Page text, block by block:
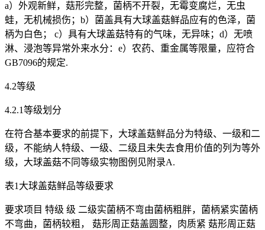
a）外观新鲜，菇形完整，菌柄不开裂，无霉变腐烂，无虫
蛙，无机械损伤；b）菌盖具有大球盖菇鲜品应有的色泽，菌
柄为白色； c）具有大球盖菇特有的气味，无异味；d）无喷
淋、浸泡等异常外来水分：e）农药、重金属等限量，应符合
GB7096的规定.
4.2等级
4.2.1等级划分
在符合基本要求的前提下，大球盖菇鲜品分为特级、一级和二
级，不能纳人特级、一级、二级且未失去食用价值的列为等外
级，大球盖菇不同等级实物图例见附录A.
表1大球盖菇鲜品等级要求
要求项目 特级 级 二级实菌柄不弯由菌柄粗胖，菌柄紧实菌柄
不弯曲，菌柄较粗， 菇形周正菇盖圆整，肉质紧 菇形周正菇